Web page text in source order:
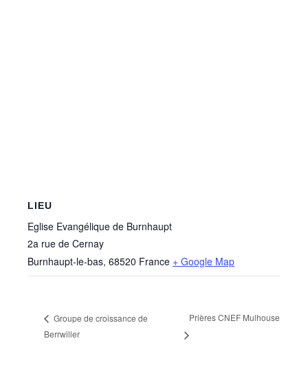
LIEU
Eglise Evangélique de Burnhaupt
2a rue de Cernay
Burnhaupt-le-bas, 68520 France + Google Map
Groupe de croissance de
Berrwiller
Prières CNEF Mulhouse